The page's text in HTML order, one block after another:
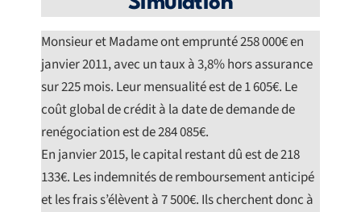
Monsieur et Madame ont emprunté 258 000€ en
janvier 2011, avec un taux à 3,8% hors assurance
sur 225 mois. Leur mensualité est de 1 605€. Le
coût global de crédit à la date de demande de
renégociation est de 284 085€.
En janvier 2015, le capital restant dû est de 218
133€. Les indemnités de remboursement anticipé
et les frais s’élèvent à 7 500€. Ils cherchent donc à